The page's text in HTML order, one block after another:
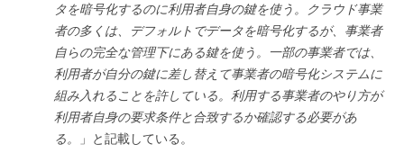
タを暗号化するのに利用者自身の鍵を使う。クラウド事業
者の多くは、デフォルトでデータを暗号化するが、事業者
自らの完全な管理下にある鍵を使う。一部の事業者では、
利用者が自分の鍵に差し替えて事業者の暗号化システムに
組み入れることを許している。利用する事業者のやり方が
利用者自身の要求条件と合致するか確認する必要があ
る。
」と記載している。